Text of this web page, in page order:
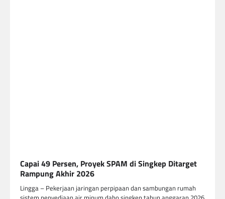
Capai 49 Persen, Proyek SPAM di Singkep Ditarget
Rampung Akhir 2026
Lingga – Pekerjaan jaringan perpipaan dan sambungan rumah